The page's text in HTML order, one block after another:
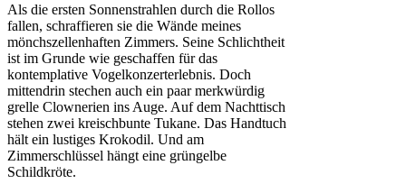
Als die ersten Sonnenstrahlen durch die Rollos
fallen, schraffieren sie die Wände meines
mönchszellenhaften Zimmers. Seine Schlichtheit
ist im Grunde wie geschaffen für das
kontemplative Vogelkonzerterlebnis. Doch
mittendrin stechen auch ein paar merkwürdig
grelle Clownerien ins Auge. Auf dem Nachttisch
stehen zwei kreischbunte Tukane. Das Handtuch
hält ein lustiges Krokodil. Und am
Zimmerschlüssel hängt eine grüngelbe
Schildkröte.